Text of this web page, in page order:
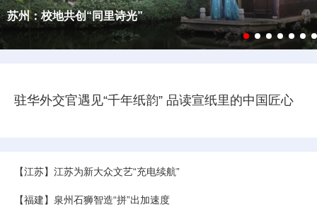
这些“超级工厂”有何魔力？驻华外交官解码合肥智造新力量
驻华外交官遇见“千年纸韵” 品读宣纸里的中国匠心
【江苏】江苏为新大众文艺“充电续航”
【福建】泉州石狮智造“拼”出加速度